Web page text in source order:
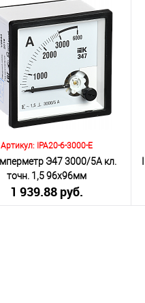
В корзину
Под заказ
Артикул: IPA20-6-3000-E
Э47 3000/5А кл.
точн. 1,5 96х96мм
1 939.88 руб.